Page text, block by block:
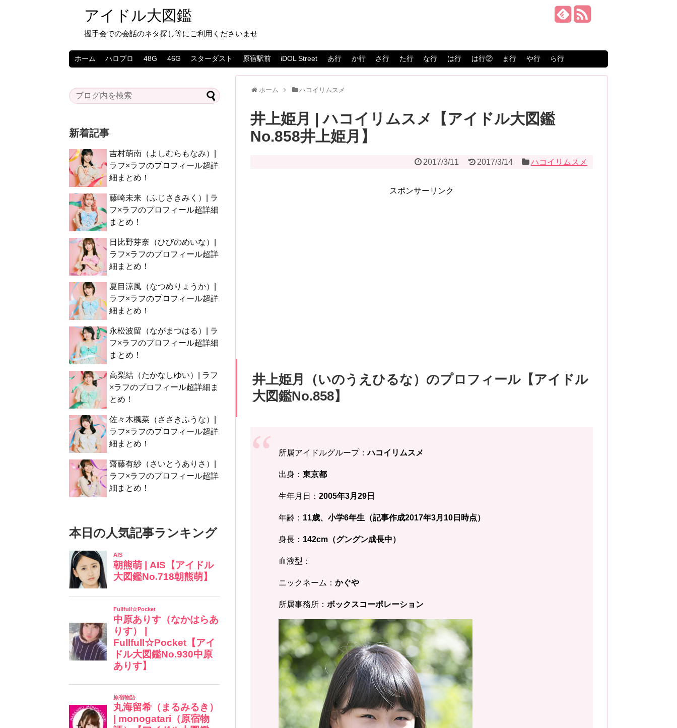
アイドル大図鑑
握手会での会話のネタ探し等にご利用くださいませ
ホーム ハロプロ 48G 46G スターダスト 原宿駅前 iDOL Street あ行 か行 さ行 た行 な行 は行 は行② ま行 や行 ら行
ホーム ハコイリムスメ
井上姫月 | ハコイリムスメ【アイドル大図鑑
No.858井上姫月】
2017/3/11 2017/3/14 ハコイリムスメ
スポンサーリンク
井上姫月（いのうえひるな）のプロフィール【アイドル
大図鑑No.858】
所属アイドルグループ：ハコイリムスメ
出身： 東京都
生年月日： 2005年3月29日
年齢： 11歳、小学6年生（記事作成2017年3月10日時点）
身長： 142cm（グングン成長中）
血液型：
ニックネーム： かぐや
所属事務所： ボックスコーポレーション
新着記事
吉村萌南（よしむらもなみ）|
ラフ×ラフのプロフィール超詳
細まとめ！
藤崎未来（ふじさきみく）| ラ
フ×ラフのプロフィール超詳細
まとめ！
日比野芽奈（ひびのめいな）|
ラフ×ラフのプロフィール超詳
細まとめ！
夏目涼風（なつめりょうか）|
ラフ×ラフのプロフィール超詳
細まとめ！
永松波留（ながまつはる）| ラ
フ×ラフのプロフィール超詳細
まとめ！
高梨結（たかなしゆい）| ラフ
×ラフのプロフィール超詳細ま
とめ！
佐々木楓菜（ささきふうな）|
ラフ×ラフのプロフィール超詳
細まとめ！
齋藤有紗（さいとうありさ）|
ラフ×ラフのプロフィール超詳
細まとめ！
本日の人気記事ランキング